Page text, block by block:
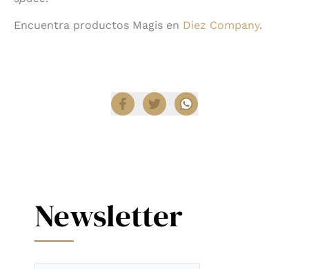
Encuentra productos Magis en Diez Company.
Newsletter